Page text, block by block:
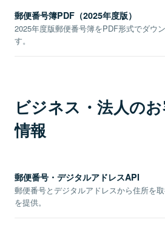
郵便番号簿PDF（2025年度版）
2025年度版郵便番号簿をPDF形式でダウ
す。
ビジネス・法人の
情報
郵便番号・デジタルアドレスAPI
郵便番号とデジタルアドレスから住所を
を提供。